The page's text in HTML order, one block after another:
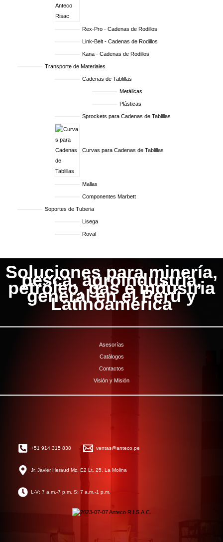
Rex-Pro - Cadenas de Rodillos
Link-Belt - Cadenas de Rodillos
Kana - Cadenas de Rodillos
Transporte de Materiales
Cadenas de Tablillas
Metálicas
Plásticas
Sprockets para Cadenas de Tablillas
Curvas para Cadenas de Tablillas
Mallas
Componentes Marbett
Soportes de Tuberia
Lisega
Roval
Soluciones para minería,
pesca, agroindustria,
petróleo, gas e industria
general en el Perú y
Latinoamérica
Asesorías
Catálogos
Contactos
Visión y Misión
+51 914 315 838 ventas@anteco.pe
Jr. Javier Heraud Mz. E2 Lt. 25, La Molina
L-V: 7 a.m.-7 p.m. S: 7 a.m.-1 p.m.